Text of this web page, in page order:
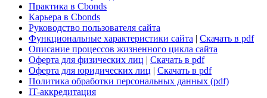
Практика в Cbonds
Карьера в Cbonds
Руководство пользователя сайта
Функциональные характеристики сайта | Скачать в pdf
Описание процессов жизненного цикла сайта
Оферта для физических лиц | Скачать в pdf
Оферта для юридических лиц | Скачать в pdf
Политика обработки персональных данных (pdf)
IT-аккредитация